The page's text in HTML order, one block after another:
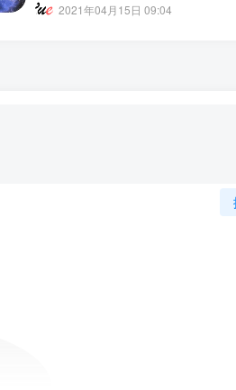
2021年04月15日 09:04